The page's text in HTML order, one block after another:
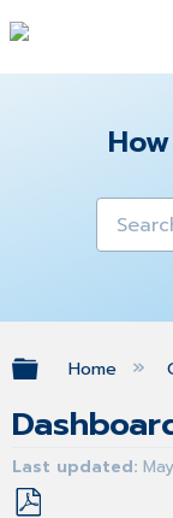
Home
Last updated